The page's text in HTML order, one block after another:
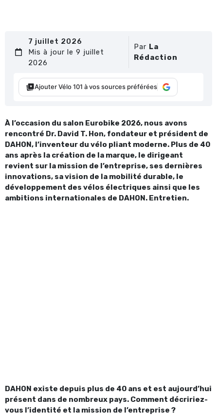
7 juillet 2026
Mis à jour le 9 juillet
2026
Par La
Rédaction
Ajouter Vélo 101 à vos sources préférées
À l’occasion du salon Eurobike 2026, nous avons
rencontré Dr. David T. Hon, fondateur et président de
DAHON, l’inventeur du vélo pliant moderne. Plus de 40
ans après la création de la marque, le dirigeant
revient sur la mission de l’entreprise, ses dernières
innovations, sa vision de la mobilité durable, le
développement des vélos électriques ainsi que les
ambitions internationales de DAHON. Entretien.
DAHON existe depuis plus de 40 ans et est aujourd’hui
présent dans de nombreux pays. Comment décririez-
vous l’identité et la mission de l’entreprise ?